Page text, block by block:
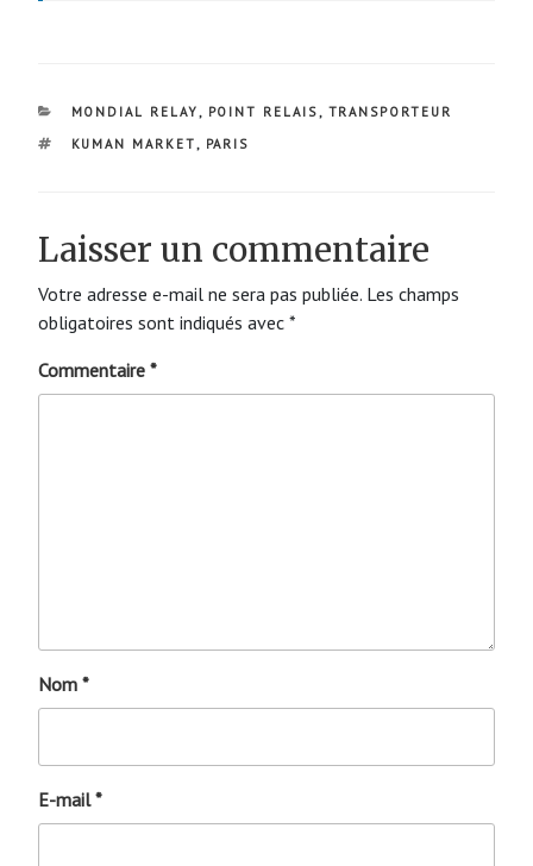
CATÉGORIES
MONDIAL RELAY , POINT RELAIS , TRANSPORTEUR
ÉTIQUETTES
KUMAN MARKET , PARIS
Laisser un commentaire
Votre adresse e-mail ne sera pas publiée. Les champs
obligatoires sont indiqués avec *
Commentaire *
Nom *
E-mail*